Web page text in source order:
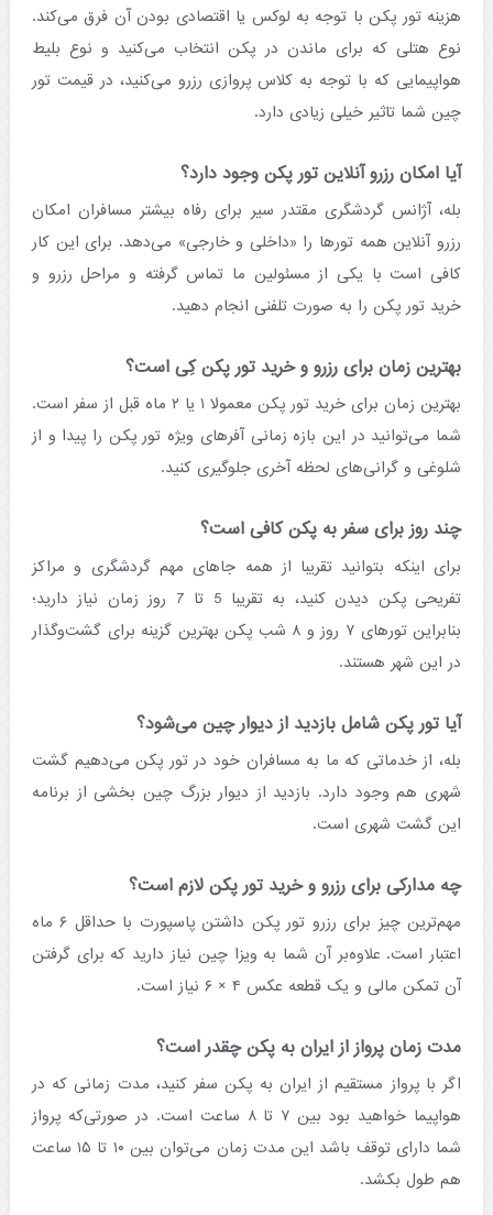
هزینه تور پکن با توجه به لوکس یا اقتصادی بودن آن فرق می‌کند.
نوع هتلی که برای ماندن در پکن انتخاب می‌کنید و نوع بلیط
هواپیمایی که با توجه به کلاس پروازی رزرو می‌کنید، در قیمت تور
چین شما تاثیر خیلی زیادی دارد.
آیا امکان رزرو آنلاین تور پکن وجود دارد؟
بله، آژانس گردشگری مقتدر سیر برای رفاه بیشتر مسافران امکان
رزرو آنلاین همه تورها را «داخلی و خارجی» می‌دهد. برای این کار
کافی است با یکی از مسئولین ما تماس گرفته و مراحل رزرو و
خرید تور پکن را به صورت تلفنی انجام دهید.
بهترین زمان برای رزرو و خرید تور پکن کِی است؟
بهترین زمان برای خرید تور پکن معمولا ۱ یا ۲ ماه قبل از سفر است.
شما می‌توانید در این بازه زمانی آفرهای ویژه تور پکن را پیدا و از
شلوغی و گرانی‌های لحظه آخری جلوگیری کنید.
چند روز برای سفر به پکن کافی است؟
برای اینکه بتوانید تقریبا از همه جاهای مهم گردشگری و مراکز
تفریحی پکن دیدن کنید، به تقریبا 5 تا 7 روز زمان نیاز دارید؛
بنابراین تورهای ۷ روز و ۸ شب پکن بهترین گزینه برای گشت‌وگذار
در این شهر هستند.
آیا تور پکن شامل بازدید از دیوار چین می‌شود؟
بله، از خدماتی که ما به مسافران خود در تور پکن می‌دهیم گشت
شهری هم وجود دارد. بازدید از دیوار بزرگ چین بخشی از برنامه
این گشت شهری است.
چه مدارکی برای رزرو و خرید تور پکن لازم است؟
مهم‌ترین چیز برای رزرو تور پکن داشتن پاسپورت با حداقل ۶ ماه
اعتبار است. علاوه‌بر آن شما به ویزا چین نیاز دارید که برای گرفتن
آن تمکن مالی و یک قطعه عکس ۴ × ۶ نیاز است.
مدت زمان پرواز از ایران به پکن چقدر است؟
اگر با پرواز مستقیم از ایران به پکن سفر کنید، مدت زمانی که در
هواپیما خواهید بود بین ۷ تا ۸ ساعت است. در صورتی‌که پرواز
شما دارای توقف باشد این مدت زمان می‌توان بین ۱۰ تا ۱۵ ساعت
هم طول بکشد.